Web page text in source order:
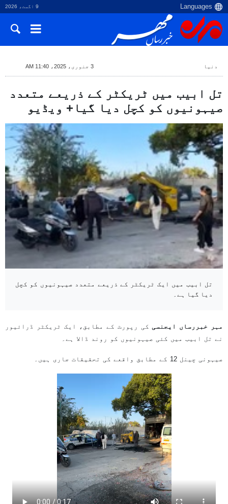
9 اگست، 2026
دنیا 3 جنوری، 2025، 11:40 AM
تل ابیب میں ٹریکٹر کے ذریعے متعدد
صیہونیوں کو کچل دیا گیا+ ویڈیو
تل ابیب میں ایک ٹریکٹر کے ذریعے متعدد صیہونیوں کو کچل
دیا گیا ہے۔
مہر خبررساں ایجنسیکی رپورٹ کے مطابق، ایک ٹریکٹر ڈرائیور
نے تل ابیب میں کئی صیہونیوں کو روند ڈالا ہے۔
صیہونی چینل 12 کے مطابق واقعے کی تحقیقات جاری ہیں۔